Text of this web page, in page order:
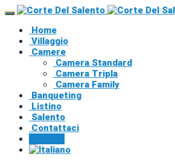
Home
Villaggio
Camere
Camera Standard
Camera Tripla
Camera Family
Banqueting
Listino
Salento
Contattaci